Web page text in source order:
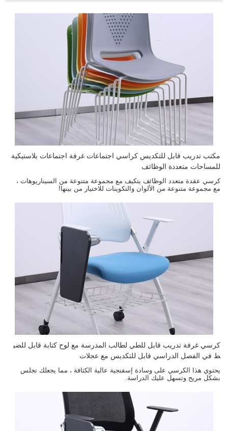
مكتب تدريب قابل للتكديس كراسي اجتماعات غرفة اجتماعات بلاستيكية
للمساحات متعددة الوظائف
كرسي عقدة متعدد الوظائف يتكيف مع مجموعة متنوعة من السيناريوهات ،
مع مجموعة متنوعة من الألوان والتكوينات للاختيار من بينها!
كرسي غرفة تدريب قابل للطي لطالب المدرسة مع لوح كتابة قابل للضب
ط في الفصل الدراسي قابل للتكديس مع عجلات
يحتوي هذا الكرسي على وسادة إسفنجية عالية الكثافة ، مما يجعلك تجلس
بشكل مريح وتسهل عليك الدراسة.